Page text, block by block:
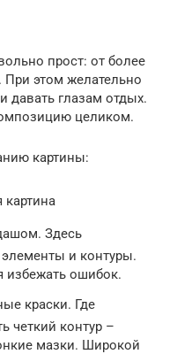
прост: от более
этом желательно
давать глазам отдых.
целиком.
картины:
картина
Здесь
и контуры.
избежать ошибок.
краски. Где
четкий контур –
мазки. Широкой